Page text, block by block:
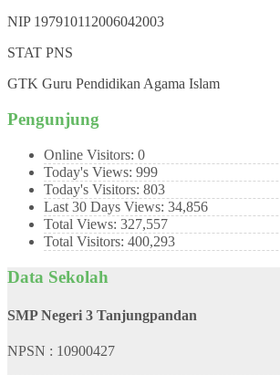
NIP 197910112006042003
STAT PNS
GTK Guru Pendidikan Agama Islam
Pengunjung
Online Visitors: 0
Today's Views: 999
Today's Visitors: 803
Last 30 Days Views: 34,856
Total Views: 327,557
Total Visitors: 400,293
Data Sekolah
SMP Negeri 3 Tanjungpandan
NPSN : 10900427